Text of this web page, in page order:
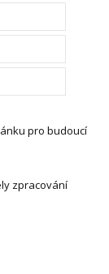
pro budoucí
zpracování